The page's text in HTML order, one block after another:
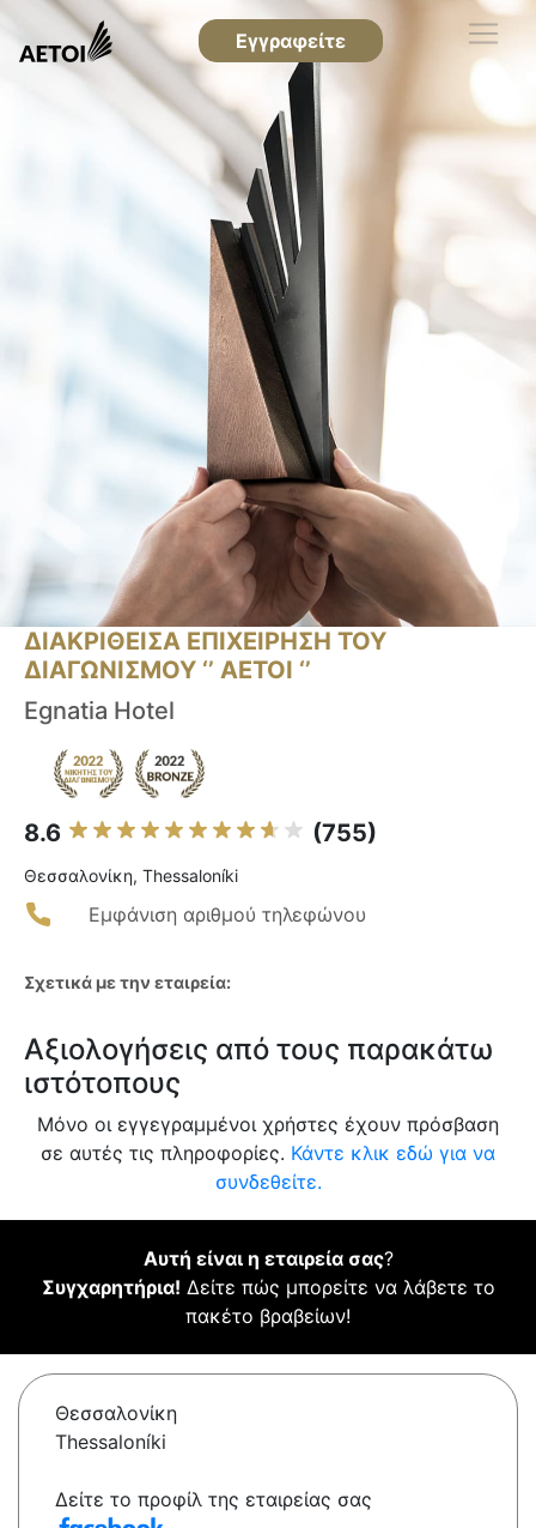
Εγγραφείτε
ΔΙΑΚΡΙΘΕΙΣΑ ΕΠΙΧΕΙΡΗΣΗ ΤΟΥ
ΔΙΑΓΩΝΙΣΜΟΥ ‘’ ΑΕΤΟΙ ‘’
Egnatia Hotel
8.6 (755)
Θεσσαλονίκη, Thessaloníki
Εμφάνιση αριθμού τηλεφώνου
Σχετικά με την εταιρεία:
Αξιολογήσεις από τους παρακάτω
ιστότοπους
Μόνο οι εγγεγραμμένοι χρήστες έχουν πρόσβαση
σε αυτές τις πληροφορίες. Κάντε κλικ εδώ για να
συνδεθείτε.
Αυτή είναι η εταιρεία σας?
Συγχαρητήρια! Δείτε πώς μπορείτε να λάβετε το
πακέτο βραβείων!
Θεσσαλονίκη
Thessaloníki
Δείτε το προφίλ της εταιρείας σας